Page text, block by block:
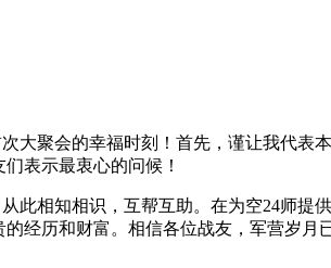
聚会的幸福时刻！首先，谨让我代表
表示最衷心的问候！
相知相识，互帮互助。在为空24师提
经历和财富。相信各位战友，军营岁